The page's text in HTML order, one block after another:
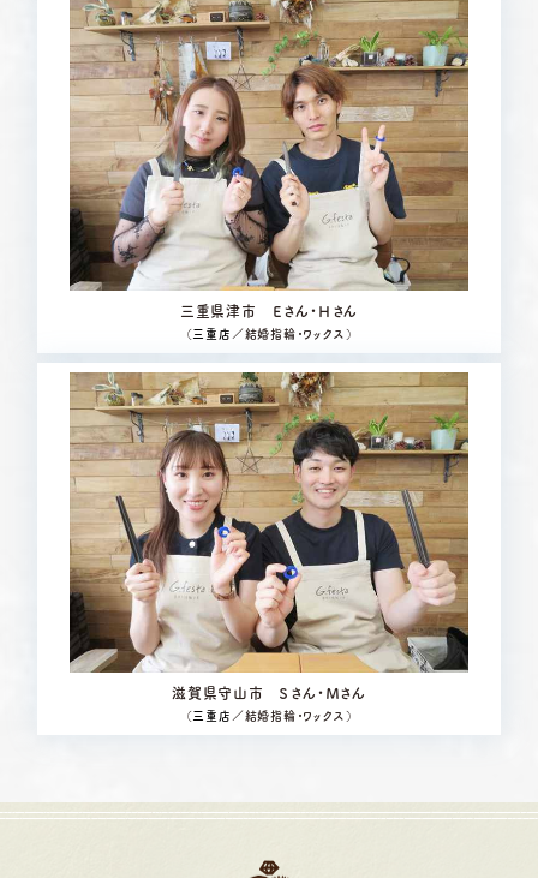
三重県津市 Ｅさん・Ｈさん
（三重店 ／結婚指輪・ワックス）
滋賀県守山市 Ｓさん・Ｍさん
（三重店 ／結婚指輪・ワックス）